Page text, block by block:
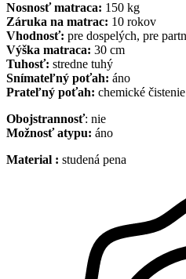
Nosnosť matraca: 150 kg
Záruka na matrac: 10 rokov
Vhodnosť: pre dospelých, pre
Výška matraca: 30 cm
Tuhosť: stredne tuhý
Snímateľný poťah: áno
Prateľný poťah: chemické
Obojstrannosť: nie
Možnosť atypu: áno
Material : studená pena